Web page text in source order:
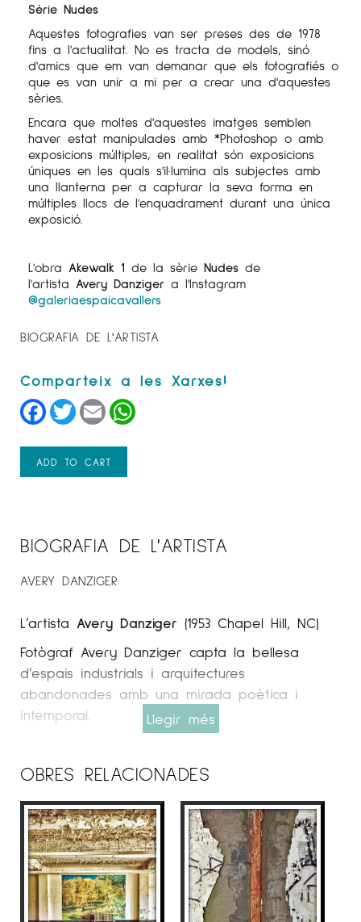
Sèrie Nudes
Aquestes fotografies van ser preses des de 1978
fins a l'actualitat. No es tracta de models, sinó
d'amics que em van demanar que els fotografiés o
que es van unir a mi per a crear una d'aquestes
sèries.
Encara que moltes d'aquestes imatges semblen
haver estat manipulades amb *Photoshop o amb
exposicions múltiples, en realitat són exposicions
úniques en les quals s'il·lumina als subjectes amb
una llanterna per a capturar la seva forma en
múltiples llocs de l'enquadrament durant una única
exposició.
L'obra Akewalk 1 de la sèrie Nudes de
l'artista Avery Danziger a l'Instagram
@galeriaespaicavallers
BIOGRAFIA DE L'ARTISTA
Facebook
TwitterEmail
ADD TO CART
BIOGRAFIA DE L'ARTISTA
AVERY DANZIGER
L’artista Avery Danziger (1953 Chapel Hill, NC)
Fotògraf Avery Danziger capta la bellesa
d’espais industrials i arquitectures
abandonades amb una mirada poètica i
intemporal.
COL·LECCIONS, EXPOSICIONS, PREMIS,
Fotografies en col·leccions de museus
Museu de Belles Arts de Houston
Museu d’Art Modern, Nova York
Museu Nacional d’Art Americà, Institut
Smithsonian
Llegir més
OBRES RELACIONADES